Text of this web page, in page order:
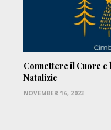
Connettere il Cuore
Natalizie
NOVEMBER 16, 2023